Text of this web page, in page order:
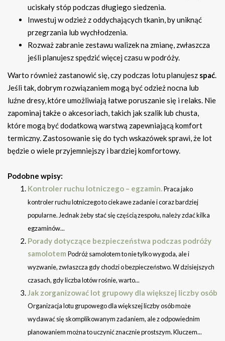
uciskały stóp podczas długiego siedzenia.
Inwestuj w odzież z oddychających tkanin, by uniknąć
przegrzania lub wychłodzenia.
Rozważ zabranie zestawu walizek na zmianę, zwłaszcza
jeśli planujesz spędzić więcej czasu w podróży.
Warto również zastanowić się, czy podczas lotu planujesz spać.
Jeśli tak, dobrym rozwiązaniem mogą być odzież nocna lub
luźne dresy, które umożliwiają łatwe poruszanie się i relaks. Nie
zapominaj także o akcesoriach, takich jak szalik lub chusta,
które mogą być dodatkową warstwą zapewniającą komfort
termiczny. Zastosowanie się do tych wskazówek sprawi, że lot
będzie o wiele przyjemniejszy i bardziej komfortowy.
Podobne wpisy:
Kontroler ruchu lotniczego – egzamin.Praca jako
kontroler ruchu lotniczego to ciekawe zadanie i coraz bardziej
popularne. Jednak żeby stać się częścią zespołu, należy zdać kilka
egzaminów...
Porady dotyczące bezpieczeństwa podczas podróży
samolotem Podróż samolotem to nie tylko wygoda, ale i
wyzwanie, zwłaszcza gdy chodzi o bezpieczeństwo. W dzisiejszych
czasach, gdy liczba lotów rośnie, warto...
Jak zorganizować lot grupowy dla większej liczby osób
Organizacja lotu grupowego dla większej liczby osób może
wydawać się skomplikowanym zadaniem, ale z odpowiednim
planowaniem można to uczynić znacznie prostszym. Kluczem...